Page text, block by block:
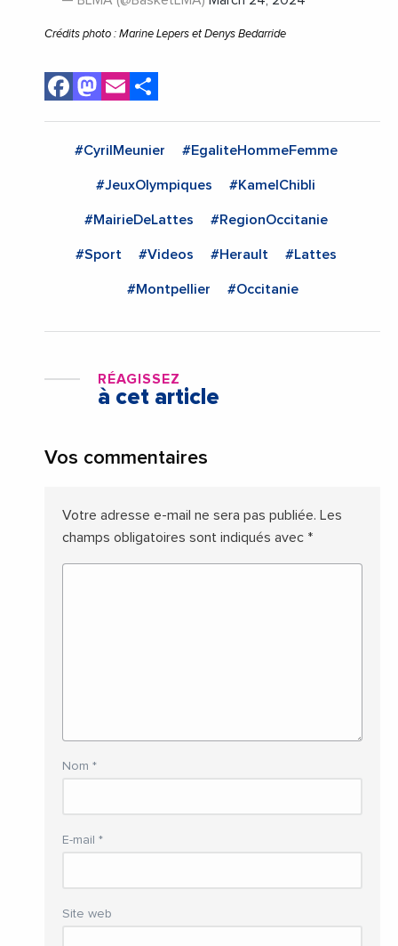
Crédits photo : Marine Lepers et Denys Bedarride
Facebook
Mastodon
Email
#CyrilMeunier #EgaliteHommeFemme
#JeuxOlympiques #KamelChibli
#MairieDeLattes #RegionOccitanie
#Sport #Videos #Herault #Lattes
#Montpellier #Occitanie
RÉAGISSEZ
à cet article
Vos commentaires
Votre adresse e-mail ne sera pas publiée. Les
champs obligatoires sont indiqués avec *
Nom *
E-mail *
Site web